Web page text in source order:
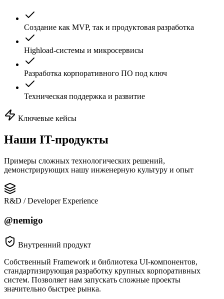
Создание как MVP, так и продуктовая разработка
Highload-системы и микросервисы
Разработка корпоративного ПО под ключ
Техническая поддержка и развитие
Ключевые кейсы
Наши IT-продукты
Примеры сложных технологических решений,
демонстрирующих нашу инженерную культуру и опыт
R&D / Developer Experience
@nemigo
Внутренний продукт
Собственный Framework и библиотека UI-компонентов,
стандартизирующая разработку крупных корпоративных
систем. Позволяет нам запускать сложные проекты
значительно быстрее рынка.